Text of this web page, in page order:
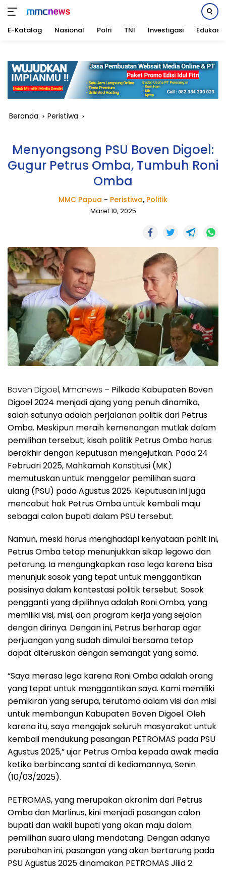
konten
E-Katalog Nasional Polri TNI Investigasi Edukasi
Beranda Peristiwa
Menyongsong PSU Boven Digoel:
Gugur Petrus Omba, Tumbuh Roni
Omba
MMC Papua - Peristiwa, Politik
Maret 10, 2025
Boven Digoel, Mmcnews – Pilkada Kabupaten Boven
Digoel 2024 menjadi ajang yang penuh dinamika,
salah satunya adalah perjalanan politik dari Petrus
Omba. Meskipun meraih kemenangan mutlak dalam
pemilihan tersebut, kisah politik Petrus Omba harus
berakhir dengan keputusan mengejutkan. Pada 24
Februari 2025, Mahkamah Konstitusi (MK)
memutuskan untuk menggelar pemilihan suara
ulang (PSU) pada Agustus 2025. Keputusan ini juga
mencabut hak Petrus Omba untuk kembali maju
sebagai calon bupati dalam PSU tersebut.
Namun, meski harus menghadapi kenyataan pahit ini,
Petrus Omba tetap menunjukkan sikap legowo dan
petarung. Ia mengungkapkan rasa lega karena bisa
menunjuk sosok yang tepat untuk menggantikan
posisinya dalam kontestasi politik tersebut. Sosok
pengganti yang dipilihnya adalah Roni Omba, yang
memiliki visi, misi, dan program kerja yang sejalan
dengan dirinya. Dengan ini, Petrus berharap agar
perjuangan yang sudah dimulai bersama tetap
dapat diteruskan dengan semangat yang sama.
“Saya merasa lega karena Roni Omba adalah orang
yang tepat untuk menggantikan saya. Kami memiliki
pemikiran yang serupa, terutama dalam visi dan misi
untuk membangun Kabupaten Boven Digoel. Oleh
karena itu, saya mengajak seluruh masyarakat untuk
kembali mendukung pasangan PETROMAS pada PSU
Agustus 2025,” ujar Petrus Omba kepada awak media
ketika berbincang santai di kediamannya, Senin
(10/03/2025).
PETROMAS, yang merupakan akronim dari Petrus
Omba dan Marlinus, kini menjadi pasangan calon
bupati dan wakil bupati yang akan maju dalam
pemilihan suara ulang mendatang. Dengan adanya
perubahan ini, pasangan yang akan bertarung pada
PSU Agustus 2025 dinamakan PETROMAS Jilid 2.